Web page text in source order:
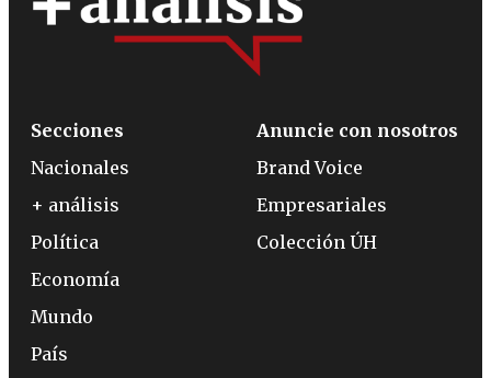
Secciones
Nacionales
+ análisis
Política
Economía
Mundo
País
Anuncie con nosotros
Brand Voice
Empresariales
Colección ÚH